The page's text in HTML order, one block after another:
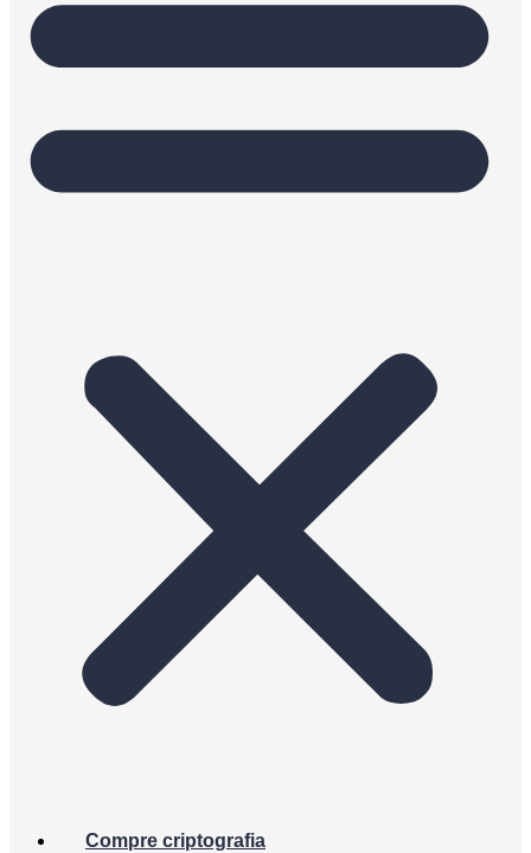
Compre criptografia